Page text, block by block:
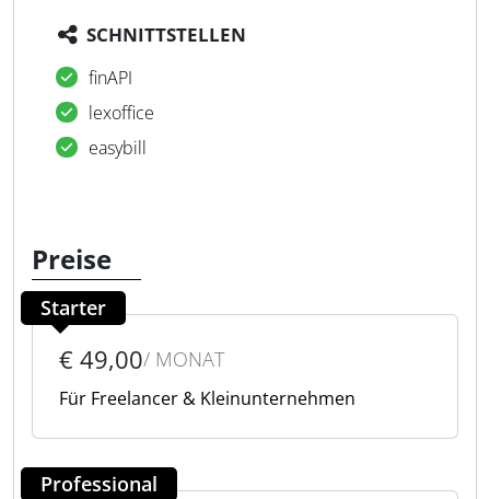
SCHNITTSTELLEN
finAPI
lexoffice
easybill
Preise
Starter
€ 49,00/ MONAT
Für Freelancer & Kleinunternehmen
Professional